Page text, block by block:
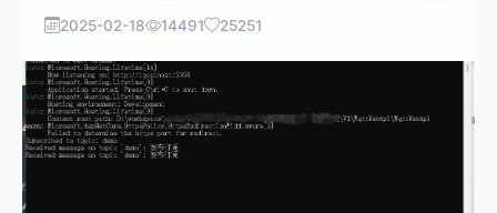
EMQX 5.0 单集群支持 MQTT 并发连接数高达 1 亿
条，单服务器的传输与处理吞吐量可达每秒百万级
MQTT 消息，同时保证毫秒级的低时延。
2025-02-18 14491 25251